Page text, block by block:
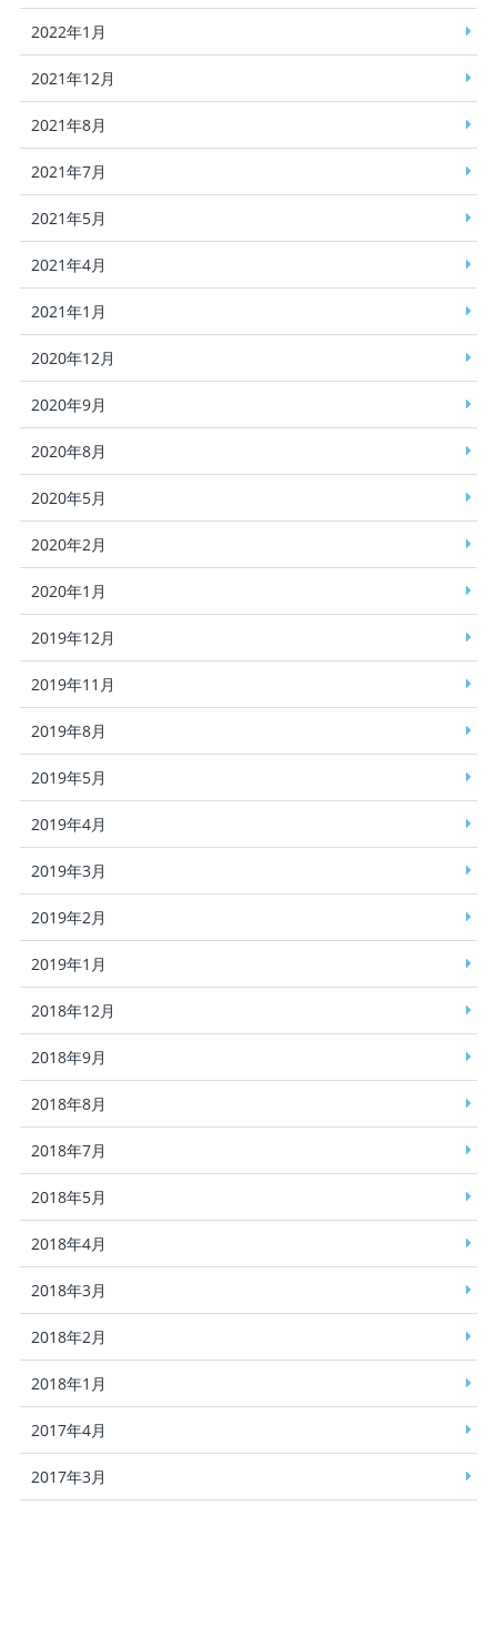
2022年1月
2021年12月
2021年8月
2021年7月
2021年5月
2021年4月
2021年1月
2020年12月
2020年9月
2020年8月
2020年5月
2020年2月
2020年1月
2019年12月
2019年11月
2019年8月
2019年5月
2019年4月
2019年3月
2019年2月
2019年1月
2018年12月
2018年9月
2018年8月
2018年7月
2018年5月
2018年4月
2018年3月
2018年2月
2018年1月
2017年4月
2017年3月